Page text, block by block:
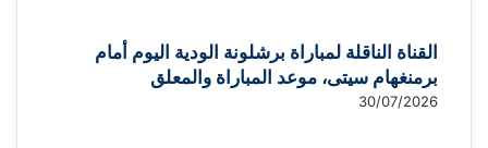
القناة الناقلة لمباراة برشلونة الودية اليوم أمام
برمنغهام سيتى، موعد المباراة والمعلق
30/07/2026